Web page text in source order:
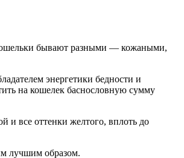
Кошельки бывают разными — кожаными,
энергетики бедности и
на кошелек баснословную сумму
и все оттенки желтого, вплоть до
лучшим образом.